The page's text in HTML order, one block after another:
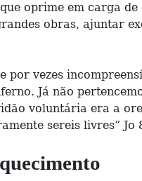
oprime em carga
obras, ajuntar
por vezes
Já não
voluntária era a
sereis livres” Jo